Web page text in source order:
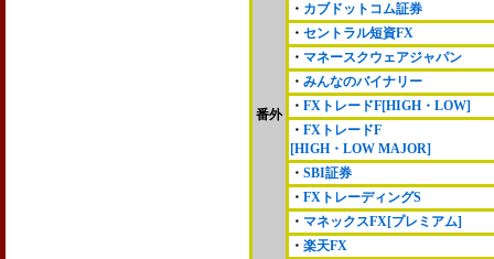
番外
・ カブドットコム証券
・ セントラル短資FX
・ マネースクウェアジャパン
・ みんなのバイナリー
・ FXトレードF[HIGH・LOW]
・ FXトレードF
[HIGH・LOW MAJOR]
・ SBI証券
・ FXトレーディングS
・ マネックスFX[プレミアム]
・ 楽天FX